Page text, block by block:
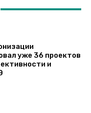
уже 36 проектов
и